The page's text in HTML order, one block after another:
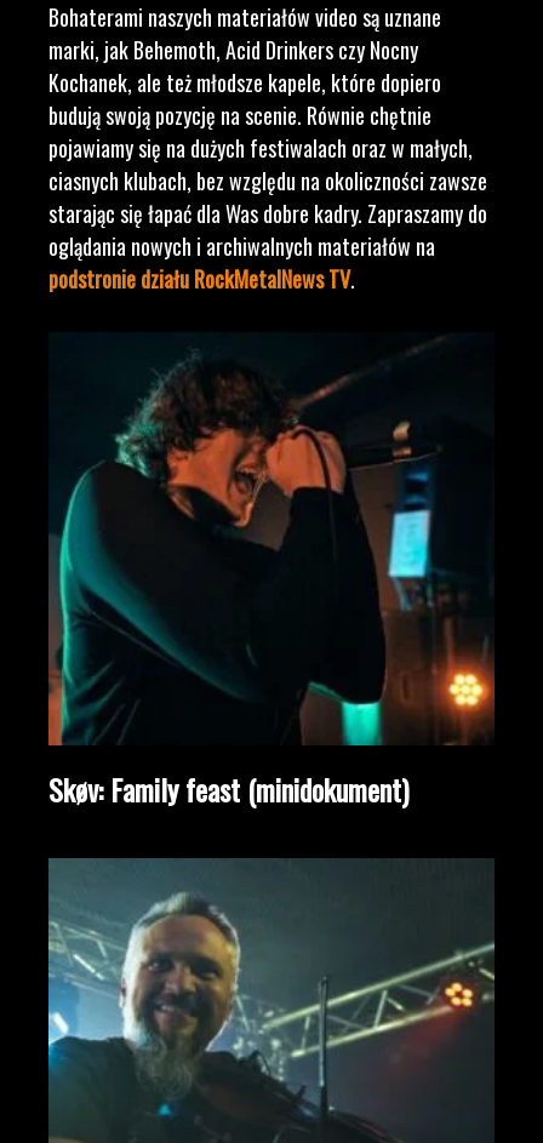
Bohaterami naszych materiałów video są uznane
marki, jak Behemoth, Acid Drinkers czy Nocny
Kochanek, ale też młodsze kapele, które dopiero
budują swoją pozycję na scenie. Równie chętnie
pojawiamy się na dużych festiwalach oraz w małych,
ciasnych klubach, bez względu na okoliczności zawsze
starając się łapać dla Was dobre kadry. Zapraszamy do
oglądania nowych i archiwalnych materiałów na
podstronie działu RockMetalNews TV.
Skøv: Family feast (minidokument)